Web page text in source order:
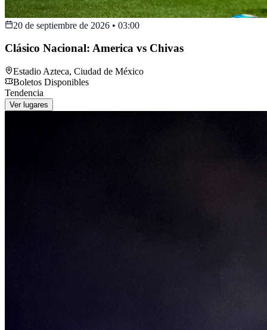
20 de septiembre de 2026 • 03:00
Clásico Nacional: America vs Chivas
Estadio Azteca, Ciudad de México
Boletos Disponibles
Tendencia
Ver lugares